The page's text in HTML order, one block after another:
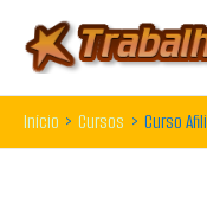
para
o
conteúdo
Início Cursos Curso